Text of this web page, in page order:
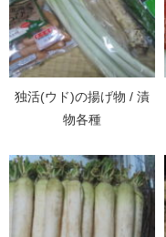
独活(ウド)の揚げ物 / 漬
物各種